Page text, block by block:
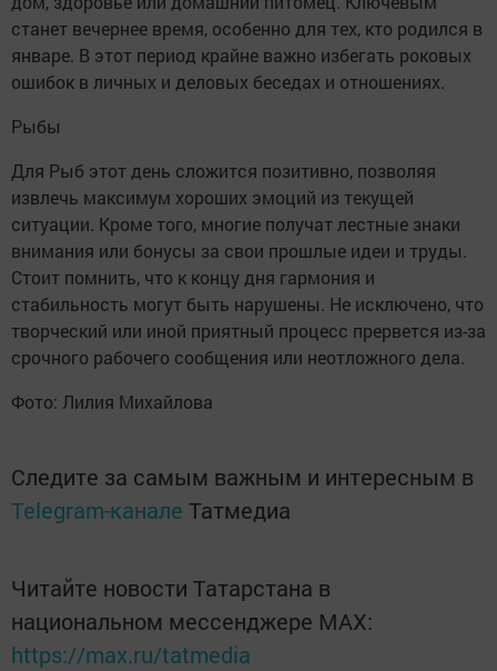
станет вечернее время, особенно для тех, кто родился в
январе. В этот период крайне важно избегать роковых
ошибок в личных и деловых беседах и отношениях.
Рыбы
Для Рыб этот день сложится позитивно, позволяя
извлечь максимум хороших эмоций из текущей
ситуации. Кроме того, многие получат лестные знаки
внимания или бонусы за свои прошлые идеи и труды.
Стоит помнить, что к концу дня гармония и
стабильность могут быть нарушены. Не исключено, что
творческий или иной приятный процесс прервется из-за
срочного рабочего сообщения или неотложного дела.
Фото: Лилия Михайлова
Следите за самым важным и интересным в
Telegram-канале Татмедиа
Читайте новости Татарстана в
национальном мессенджере MАХ:
https://max.ru/tatmedia